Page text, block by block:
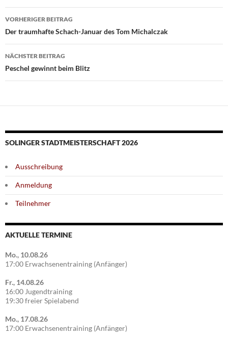
Beitragsnavigation
VORHERIGER BEITRAG
Der traumhafte Schach-Januar des Tom Michalczak
NÄCHSTER BEITRAG
Peschel gewinnt beim Blitz
SOLINGER STADTMEISTERSCHAFT 2026
Ausschreibung
Anmeldung
Teilnehmer
AKTUELLE TERMINE
Mo., 10.08.26
17:00 Erwachsenentraining (Anfänger)
Fr., 14.08.26
16:00 Jugendtraining
19:30 freier Spielabend
Mo., 17.08.26
17:00 Erwachsenentraining (Anfänger)